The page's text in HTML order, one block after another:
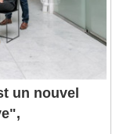
un nouvel